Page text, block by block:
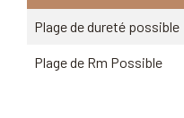
Plage de dureté possible
Plage de Rm Possible